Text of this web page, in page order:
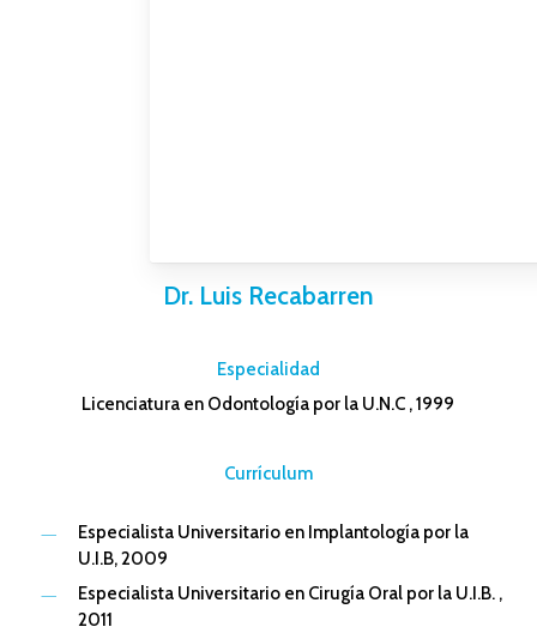
Dr. Luis Recabarren
Especialidad
Licenciatura en Odontología por la U.N.C , 1999
Currículum
Especialista Universitario en Implantología por la
U.I.B, 2009
Especialista Universitario en Cirugía Oral por la U.I.B. ,
2011